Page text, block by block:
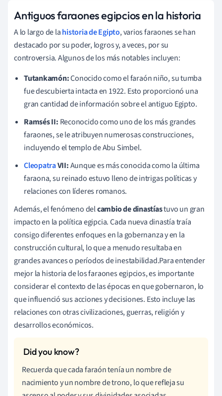
Antiguos faraones egipcios en la historia
A lo largo de lahistoria de Egipto, varios faraones se han
destacado por su poder, logros y, a veces, por su
controversia. Algunos de los más notables incluyen:
Tutankamón:Conocido como el faraón niño, su tumba
fue descubierta intacta en 1922. Esto proporcionó una
gran cantidad de información sobre el antiguo Egipto.
Ramsés II: Reconocido como uno de los más grandes
faraones, se le atribuyen numerosas construcciones,
incluyendo el templo de Abu Simbel.
CleopatraVII:Aunque es más conocida como la última
faraona, su reinado estuvo lleno de intrigas políticas y
relaciones con líderes romanos.
Además, el fenómeno delcambio de dinastíastuvo un gran
impacto en la política egipcia. Cada nueva dinastía traía
consigo diferentes enfoques en la gobernanza y en la
construcción cultural, lo que a menudo resultaba en
grandes avances o períodos de inestabilidad.Para entender
mejor la historia de los faraones egipcios, es importante
considerar el contexto de las épocas en que gobernaron, lo
que influenció sus acciones y decisiones. Esto incluye las
relaciones con otras civilizaciones, guerras, religión y
desarrollos económicos.
Recuerda que cada faraón tenía un nombre de
nacimiento y un nombre de trono, lo que refleja su